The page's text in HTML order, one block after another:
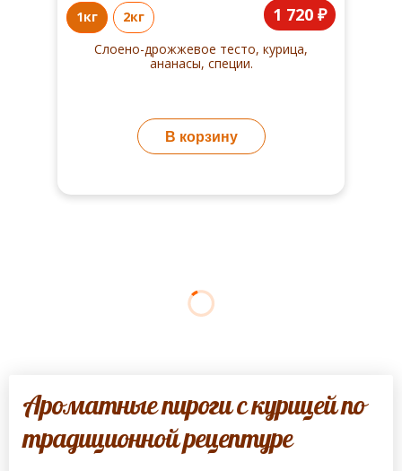
1кг 2кг 1 720 ₽
Слоено-дрожжевое тесто, курица,
ананасы, специи.
В корзину
Ароматные пироги с курицей по
традиционной рецептуре